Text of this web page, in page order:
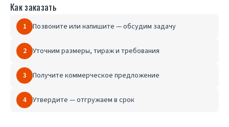
Как заказать
1 Позвоните или напишите — обсудим задачу
2 Уточним размеры, тираж и требования
3 Получите коммерческое предложение
4 Утвердите — отгружаем в срок